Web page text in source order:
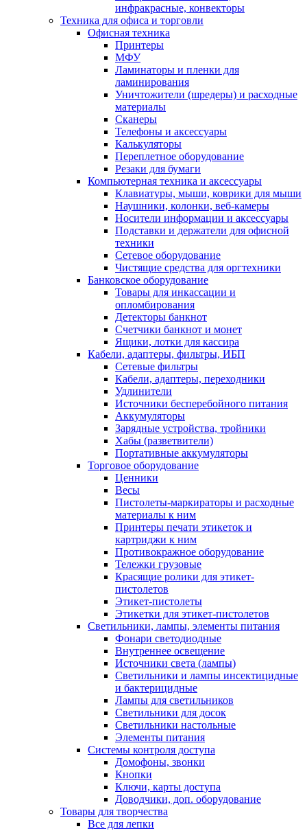
инфракрасные, конвекторы
Техника для офиса и торговли
Офисная техника
Принтеры
МФУ
Ламинаторы и пленки для
ламинирования
Уничтожители (шредеры) и расходные
материалы
Сканеры
Телефоны и аксессуары
Калькуляторы
Переплетное оборудование
Резаки для бумаги
Компьютерная техника и аксессуары
Клавиатуры, мыши, коврики для мыши
Наушники, колонки, веб-камеры
Носители информации и аксессуары
Подставки и держатели для офисной
техники
Сетевое оборудование
Чистящие средства для оргтехники
Банковское оборудование
Товары для инкассации и
опломбирования
Детекторы банкнот
Счетчики банкнот и монет
Ящики, лотки для кассира
Кабели, адаптеры, фильтры, ИБП
Сетевые фильтры
Кабели, адаптеры, переходники
Удлинители
Источники бесперебойного питания
Аккумуляторы
Зарядные устройства, тройники
Хабы (разветвители)
Портативные аккумуляторы
Торговое оборудование
Ценники
Весы
Пистолеты-маркираторы и расходные
материалы к ним
Принтеры печати этикеток и
картриджи к ним
Противокражное оборудование
Тележки грузовые
Красящие ролики для этикет-
пистолетов
Этикет-пистолеты
Этикетки для этикет-пистолетов
Светильники, лампы, элементы питания
Фонари светодиодные
Внутреннее освещение
Источники света (лампы)
Светильники и лампы инсектицидные
и бактерицидные
Лампы для светильников
Светильники для досок
Светильники настольные
Элементы питания
Системы контроля доступа
Домофоны, звонки
Кнопки
Ключи, карты доступа
Доводчики, доп. оборудование
Товары для творчества
Все для лепки